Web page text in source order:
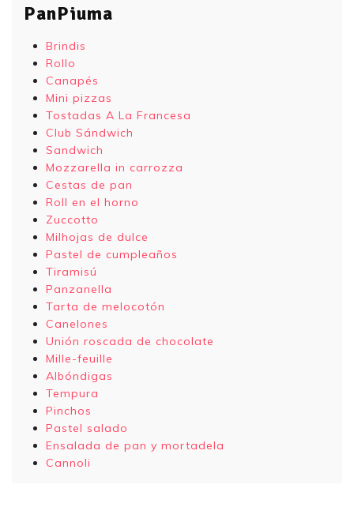
PanPiuma
Brindis
Rollo
Canapés
Mini pizzas
Tostadas A La Francesa
Club Sándwich
Sandwich
Mozzarella in carrozza
Cestas de pan
Roll en el horno
Zuccotto
Milhojas de dulce
Pastel de cumpleaños
Tiramisú
Panzanella
Tarta de melocotón
Canelones
Unión roscada de chocolate
Mille-feuille
Albóndigas
Tempura
Pinchos
Pastel salado
Ensalada de pan y mortadela
Cannoli